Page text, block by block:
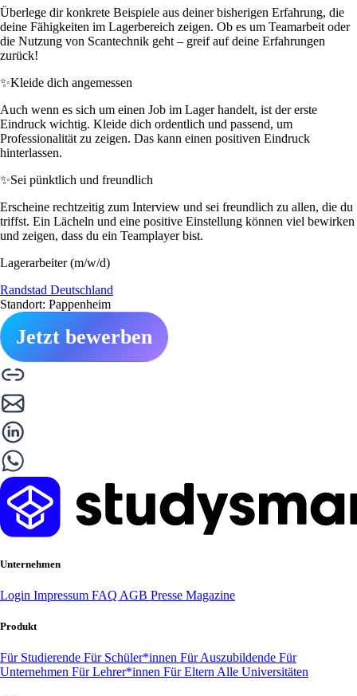
Überlege dir konkrete Beispiele aus deiner bisherigen Erfahrung, die
deine Fähigkeiten im Lagerbereich zeigen. Ob es um Teamarbeit oder
die Nutzung von Scantechnik geht – greif auf deine Erfahrungen
zurück!
✨Kleide dich angemessen
Auch wenn es sich um einen Job im Lager handelt, ist der erste
Eindruck wichtig. Kleide dich ordentlich und passend, um
Professionalität zu zeigen. Das kann einen positiven Eindruck
hinterlassen.
✨Sei pünktlich und freundlich
Erscheine rechtzeitig zum Interview und sei freundlich zu allen, die du
triffst. Ein Lächeln und eine positive Einstellung können viel bewirken
und zeigen, dass du ein Teamplayer bist.
Lagerarbeiter (m/w/d)
Randstad Deutschland
Standort: Pappenheim
Jetzt bewerben
Unternehmen
Login Impressum FAQ AGB Presse Magazine
Produkt
Für Studierende Für Schüler*innen Für Auszubildende Für
Unternehmen Für Lehrer*innen Für Eltern Alle Universitäten